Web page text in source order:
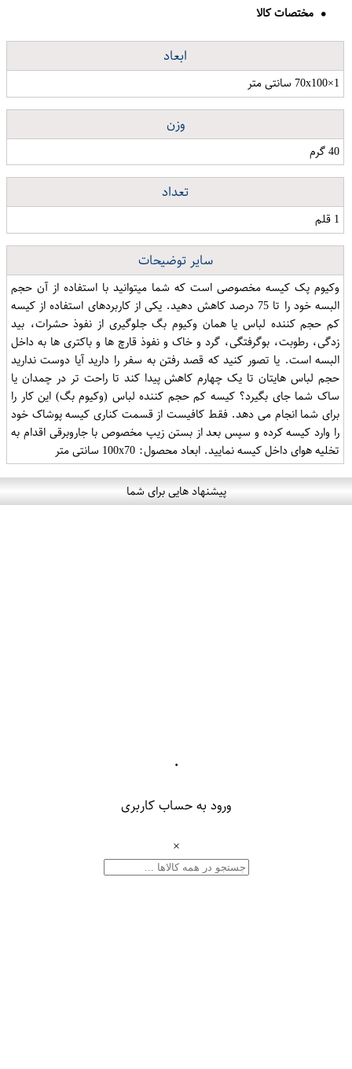
مختصات کالا
ابعاد
70x100×1 سانتی متر
وزن
40 گرم
تعداد
1 قلم
سایر توضیحات
وکیوم پک کیسه مخصوصی است که شما میتوانید با استفاده از آن حجم
البسه خود را تا 75 درصد کاهش دهید. یکی از کاربردهای استفاده از کیسه
کم حجم کننده لباس یا همان وکیوم بگ جلوگیری از نفوذ حشرات، بید
زدگی، رطوبت، بوگرفتگی، گرد و خاک و نفوذ قارچ ها و باکتری ها به داخل
البسه است. یا تصور کنید که قصد رفتن به سفر را دارید آیا دوست ندارید
حجم لباس هایتان تا یک چهارم کاهش پیدا کند تا راحت تر در چمدان یا
ساک شما جای بگیرد؟ کیسه کم حجم کننده لباس (وکیوم بگ) این کار را
برای شما انجام می دهد. فقط کافیست از قسمت کناری کیسه پوشاک خود
را وارد کیسه کرده و سپس بعد از بستن زیپ مخصوص با جاروبرقی اقدام به
تخلیه هوای داخل کیسه نمایید. ابعاد محصول: 100x70 سانتی متر
پیشنهاد هایی برای شما
۰
ورود به حساب کاربری
×